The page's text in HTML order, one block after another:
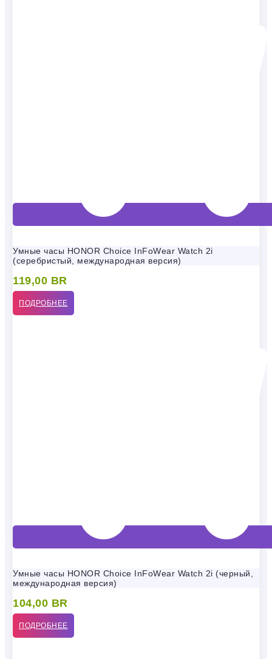
Умные часы HONOR Choice InFoWear Watch 2i
(серебристый, международная версия)
119,00 BR
ПОДРОБНЕЕ
Умные часы HONOR Choice InFoWear Watch 2i (черный,
международная версия)
104,00 BR
ПОДРОБНЕЕ